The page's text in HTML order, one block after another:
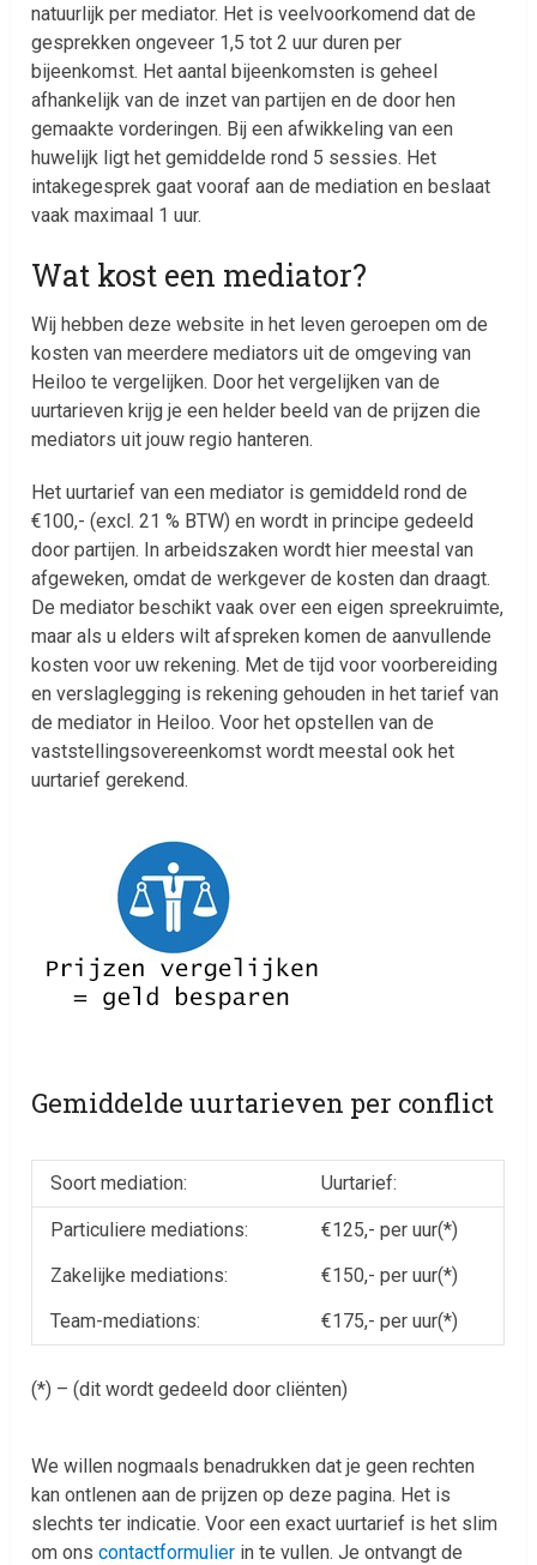
natuurlijk per mediator. Het is veelvoorkomend dat de
gesprekken ongeveer 1,5 tot 2 uur duren per
bijeenkomst. Het aantal bijeenkomsten is geheel
afhankelijk van de inzet van partijen en de door hen
gemaakte vorderingen. Bij een afwikkeling van een
huwelijk ligt het gemiddelde rond 5 sessies. Het
intakegesprek gaat vooraf aan de mediation en beslaat
vaak maximaal 1 uur.
Wat kost een mediator?
Wij hebben deze website in het leven geroepen om de
kosten van meerdere mediators uit de omgeving van
Heiloo te vergelijken. Door het vergelijken van de
uurtarieven krijg je een helder beeld van de prijzen die
mediators uit jouw regio hanteren.
Het uurtarief van een mediator is gemiddeld rond de
€100,- (excl. 21 % BTW) en wordt in principe gedeeld
door partijen. In arbeidszaken wordt hier meestal van
afgeweken, omdat de werkgever de kosten dan draagt.
De mediator beschikt vaak over een eigen spreekruimte,
maar als u elders wilt afspreken komen de aanvullende
kosten voor uw rekening. Met de tijd voor voorbereiding
en verslaglegging is rekening gehouden in het tarief van
de mediator in Heiloo. Voor het opstellen van de
vaststellingsovereenkomst wordt meestal ook het
uurtarief gerekend.
Gemiddelde uurtarieven per conflict
Soort mediation: Uurtarief:
Particuliere mediations:
€125,- per uur(*)
Zakelijke mediations:
€150,- per uur(*)
Team-mediations:
€175,- per uur(*)
(*) – (dit wordt gedeeld door cliënten)
We willen nogmaals benadrukken dat je geen rechten
kan ontlenen aan de prijzen op deze pagina. Het is
slechts ter indicatie. Voor een exact uurtarief is het slim
om onscontactformulier in te vullen. Je ontvangt de